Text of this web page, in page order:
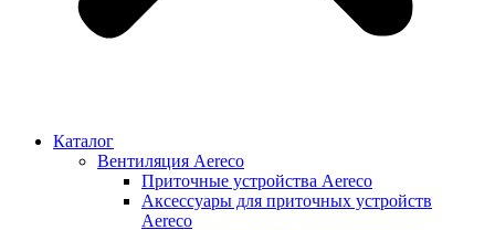
Каталог
Вентиляция Aereco
Приточные устройства Aereco
Аксессуары для приточных устройств
Aereco